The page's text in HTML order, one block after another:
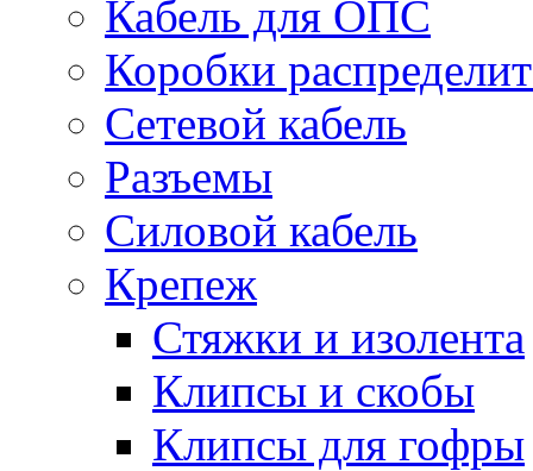
Кабель для ОПС
Коробки
Сетевой кабель
Разъемы
Силовой кабель
Крепеж
Стяжки и изолента
Клипсы и скобы
Клипсы для гофры